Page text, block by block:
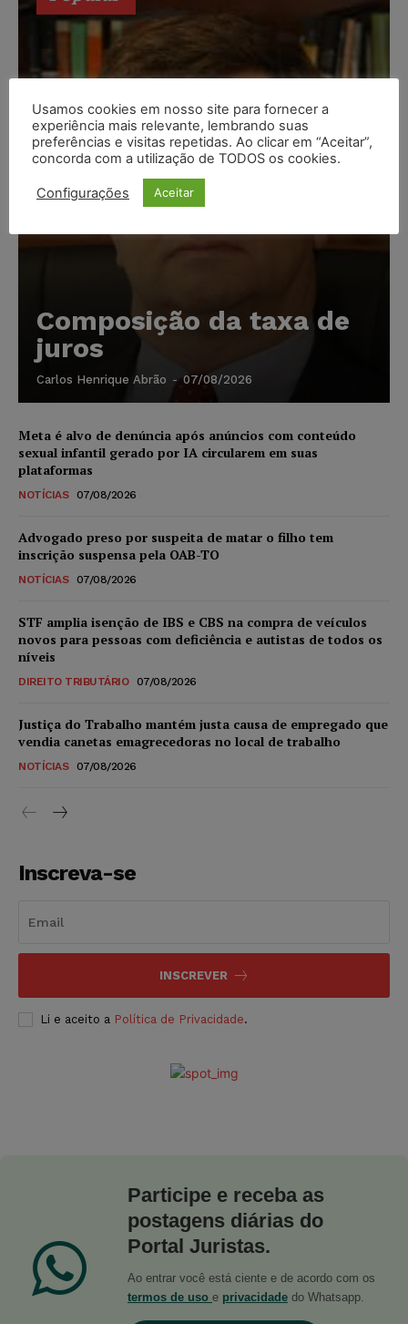
Composição da taxa de
juros
Carlos Henrique Abrão - 07/08/2026
Meta é alvo de denúncia após anúncios com conteúdo
sexual infantil gerado por IA circularem em suas
plataformas
NOTÍCIAS 07/08/2026
Advogado preso por suspeita de matar o filho tem
inscrição suspensa pela OAB-TO
NOTÍCIAS 07/08/2026
STF amplia isenção de IBS e CBS na compra de veículos
novos para pessoas com deficiência e autistas de todos os
níveis
DIREITO TRIBUTÁRIO 07/08/2026
Justiça do Trabalho mantém justa causa de empregado que
vendia canetas emagrecedoras no local de trabalho
NOTÍCIAS 07/08/2026
Inscreva-se
INSCREVER
Li e aceito a Política de Privacidade.
Participe e receba as
postagens diárias do
Portal Juristas.
Ao entrar você está ciente e de acordo com os
termos de uso e privacidade do Whatsapp.
Usamos cookies em nosso site para fornecer a
experiência mais relevante, lembrando suas
preferências e visitas repetidas. Ao clicar em “Aceitar”,
concorda com a utilização de TODOS os cookies.
Configurações Aceitar